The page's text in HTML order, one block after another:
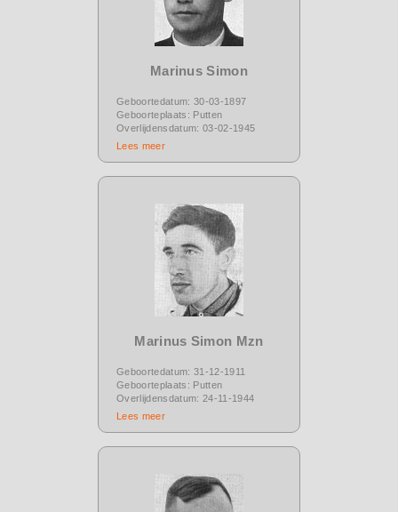
Marinus Simon
Geboortedatum: 30-03-1897
Geboorteplaats: Putten
Overlijdensdatum: 03-02-1945
Lees meer
Marinus Simon Mzn
Geboortedatum: 31-12-1911
Geboorteplaats: Putten
Overlijdensdatum: 24-11-1944
Lees meer